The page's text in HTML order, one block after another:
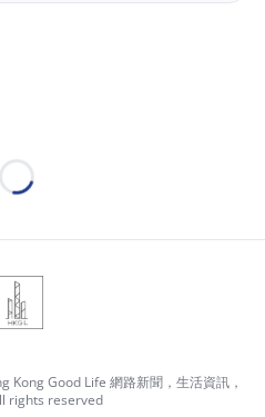
Loading...
Good Life 網路新聞，生活資訊，
rights reserved